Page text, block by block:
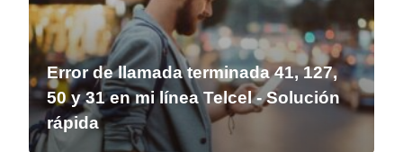
Error de llamada terminada 41, 127,
50 y 31 en mi línea Telcel - Solución
rápida